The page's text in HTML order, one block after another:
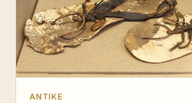
ANTIKE